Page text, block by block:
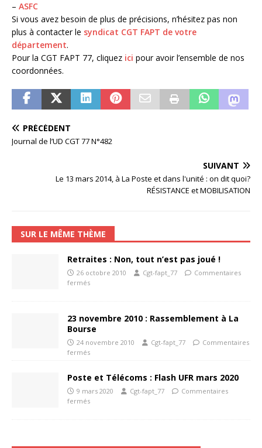
– ASFC
Si vous avez besoin de plus de précisions, n’hésitez pas non
plus à contacter le syndicat CGT FAPT de votre
département.
Pour la CGT FAPT 77, cliquez ici pour avoir l’ensemble de nos
coordonnées.
PRÉCÉDENT
Journal de l’UD CGT 77 N°482
SUIVANT
Le 13 mars 2014, à La Poste et dans l'unité : on dit quoi?
RÉSISTANCE et MOBILISATION
SUR LE MÊME THÈME
Retraites : Non, tout n’est pas joué !
26 octobre 2010 Cgt-fapt_77
Commentaires
fermés
23 novembre 2010 : Rassemblement à La
Bourse
24 novembre 2010 Cgt-fapt_77
Commentaires
fermés
Poste et Télécoms : Flash UFR mars 2020
9 mars 2020 Cgt-fapt_77
Commentaires
fermés